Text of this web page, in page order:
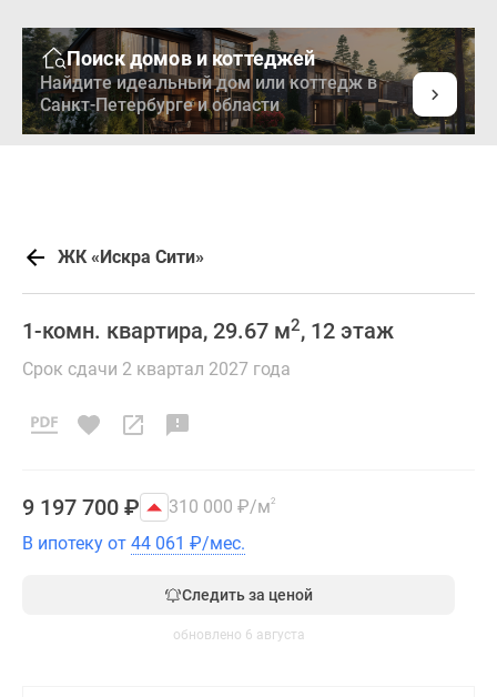
Поиск домов и коттеджей
Найдите идеальный дом или коттедж в
Санкт-Петербурге и области
ЖК «Искра Сити»
1-комн. квартира, 29.67 м2, 12 этаж
Срок сдачи 2 квартал 2027 года
9 197 700 ₽ 310 000 ₽/м2
В ипотеку от 44 061 ₽/мес.
Следить за ценой
обновлено 6 августа